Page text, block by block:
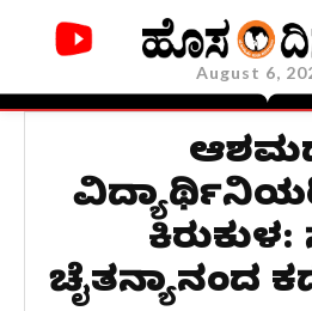
August 6,
ಚೈತನ್ಯಾನಂದ